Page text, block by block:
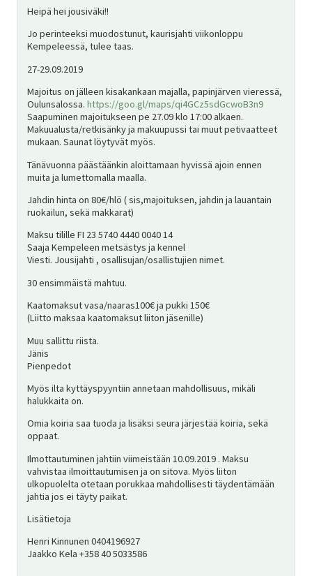
Linkit
Jäsenyys
Palaute
EN
Heipä hei jousiväki!!
Jo perinteeksi muodostunut, kaurisjahti viikonloppu
Kempeleessä, tulee taas.
27-29.09.2019
Majoitus on jälleen kisakankaan majalla, papinjärven vieressä,
Oulunsalossa. https://goo.gl/maps/qi4GCz5sdGcwoB3n9
Saapuminen majoitukseen pe 27.09 klo 17:00 alkaen.
Makuualusta/retkisänky ja makuupussi tai muut petivaatteet
mukaan. Saunat löytyvät myös.
Tänävuonna päästäänkin aloittamaan hyvissä ajoin ennen
muita ja lumettomalla maalla.
Jahdin hinta on 80€/hlö ( sis,majoituksen, jahdin ja lauantain
ruokailun, sekä makkarat)
Maksu tilille FI 23 5740 4440 0040 14
Saaja Kempeleen metsästys ja kennel
Viesti. Jousijahti , osallisujan/osallistujien nimet.
30 ensimmäistä mahtuu.
Kaatomaksut vasa/naaras100€ ja pukki 150€
(Liitto maksaa kaatomaksut liiton jäsenille)
Muu sallittu riista.
Jänis
Pienpedot
Myös ilta kyttäyspyyntiin annetaan mahdollisuus, mikäli
halukkaita on.
Omia koiria saa tuoda ja lisäksi seura järjestää koiria, sekä
oppaat.
Ilmottautuminen jahtiin viimeistään 10.09.2019 . Maksu
vahvistaa ilmoittautumisen ja on sitova. Myös liiton
ulkopuolelta otetaan porukkaa mahdollisesti täydentämään
jahtia jos ei täyty paikat.
Lisätietoja
Henri Kinnunen 0404196927
Jaakko Kela +358 40 5033586